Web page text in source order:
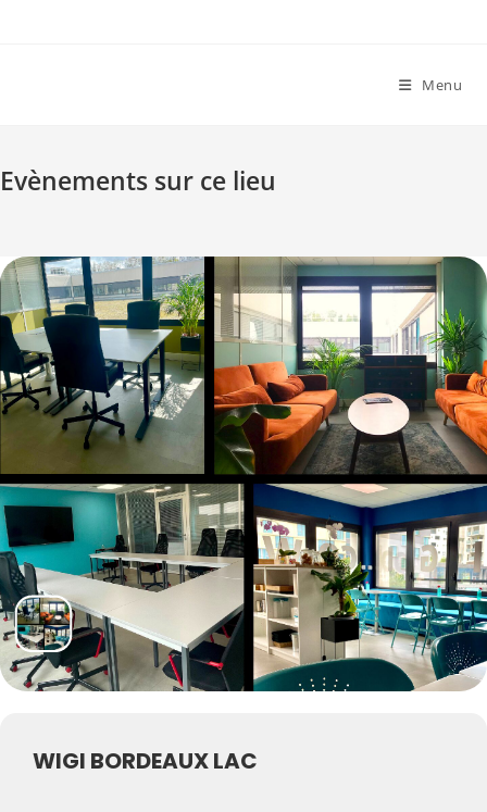
Menu
Evènements sur ce lieu
WIGI BORDEAUX LAC